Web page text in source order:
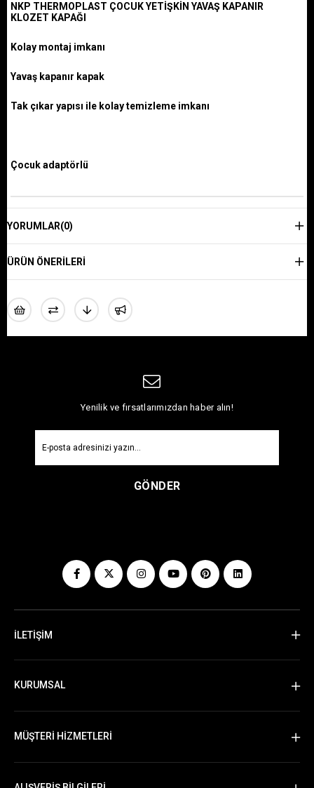
NKP THERMOPLAST ÇOCUK YETİŞKİN YAVAŞ KAPANIR
KLOZET KAPAĞI
Kolay montaj imkanı
Yavaş kapanır kapak
Tak çıkar yapısı ile kolay temizleme imkanı
Çocuk adaptörlü
YORUMLAR(0)
ÜRÜN ÖNERILERI
Yenilik ve fırsatlarımızdan haber alın!
GÖNDER
İLETİŞİM
KURUMSAL
MÜŞTERİ HİZMETLERİ